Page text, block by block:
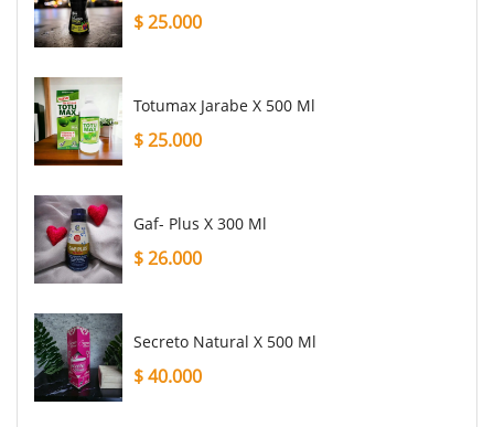
$25.000
Totumax Jarabe X 500 Ml
$25.000
Gaf- Plus X 300 Ml
$26.000
Secreto Natural X 500 Ml
$40.000